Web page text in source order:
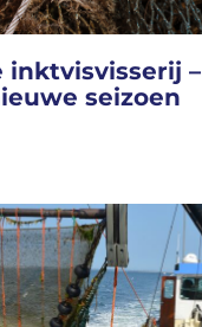
inktvisvisserij –
seizoen